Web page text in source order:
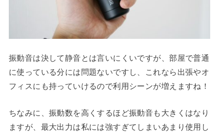
振動音は決して静音とは言いにくいですが、部屋で普通
に使っている分には問題ないですし、これなら出張やオ
フィスにも持っていけるので利用シーンが増えますね！
ちなみに、振動数を高くするほど振動音も大きくはなり
ますが、最大出力は私には強すぎてしまいあまり使用し